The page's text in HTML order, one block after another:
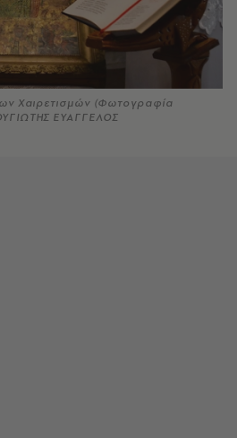
Χαιρετισμών (Φωτογραφία
ΕΥΑΓΓΕΛΟΣ